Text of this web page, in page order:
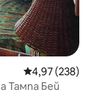
Средна
4,97 (238)
Тампа Бей